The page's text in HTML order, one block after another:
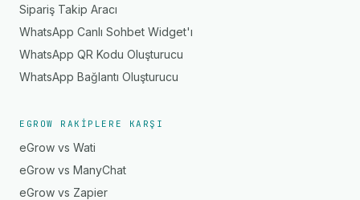
Sipariş Takip Aracı
WhatsApp Canlı Sohbet Widget'ı
WhatsApp QR Kodu Oluşturucu
WhatsApp Bağlantı Oluşturucu
EGROW RAKIPLERE KARŞI
eGrow vs Wati
eGrow vs ManyChat
eGrow vs Zapier